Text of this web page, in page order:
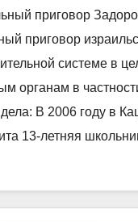
приговор
приговор
системе в
органам в
В 2006 году в
13-летняя